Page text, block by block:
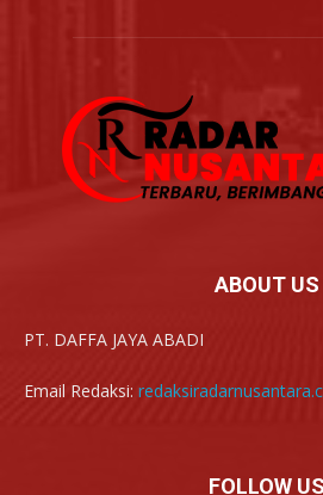
ABOUT US
PT. DAFFA JAYA ABADI
Email Redaksi:
FOLLOW US